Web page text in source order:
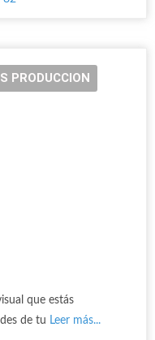
PRODUCCION
que estás
de tu Leer más...